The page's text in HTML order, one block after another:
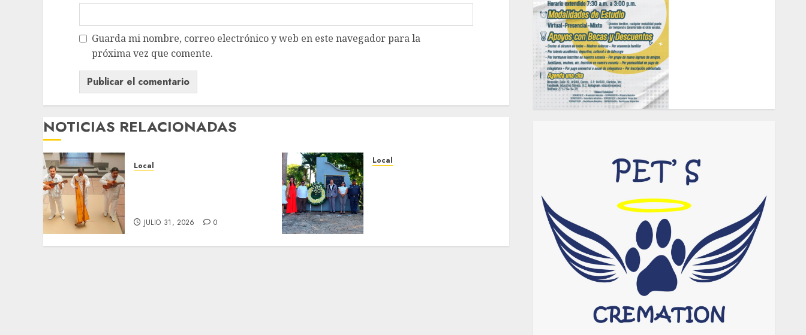
Guarda mi nombre, correo electrónico y web en este navegador para la
próxima vez que comente.
NOTICIAS RELACIONADAS
Local
JULIO 31, 2026 0
Local
JULIO 30, 2026 0